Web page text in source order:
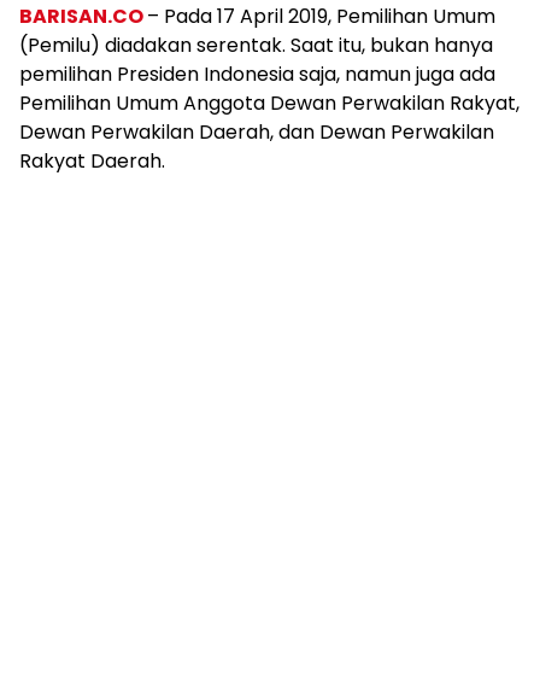
BARISAN.CO– Pada 17 April 2019, Pemilihan Umum
(Pemilu) diadakan serentak. Saat itu, bukan hanya
pemilihan Presiden Indonesia saja, namun juga ada
Pemilihan Umum Anggota Dewan Perwakilan Rakyat,
Dewan Perwakilan Daerah, dan Dewan Perwakilan
Rakyat Daerah.